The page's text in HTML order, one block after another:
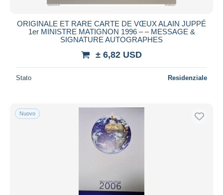
ORIGINALE ET RARE CARTE DE VŒUX ALAIN JUPPÉ
1er MINISTRE MATIGNON 1996 – – MESSAGE &
SIGNATURE AUTOGRAPHES
± 6,82 USD
Stato Residenziale
Nuovo